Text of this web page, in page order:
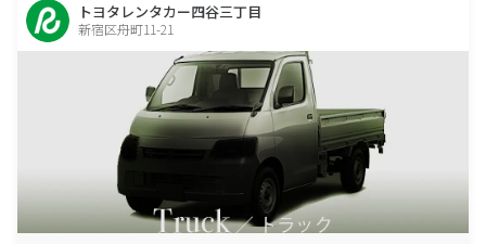
トヨタレンタカー四谷三丁目
新宿区舟町11-21